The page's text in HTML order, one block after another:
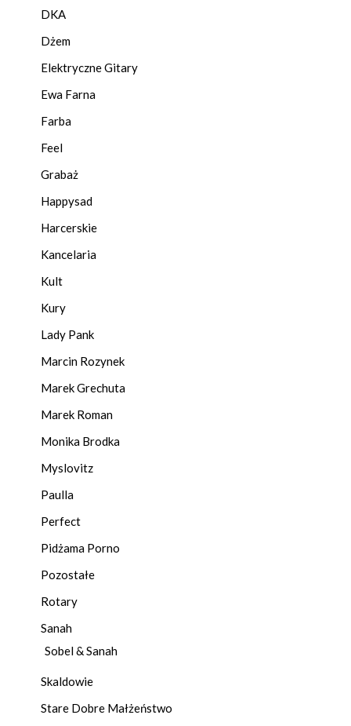
DKA
Dżem
Elektryczne Gitary
Ewa Farna
Farba
Feel
Grabaż
Happysad
Harcerskie
Kancelaria
Kult
Kury
Lady Pank
Marcin Rozynek
Marek Grechuta
Marek Roman
Monika Brodka
Myslovitz
Paulla
Perfect
Pidżama Porno
Pozostałe
Rotary
Sanah
Sobel & Sanah
Skaldowie
Stare Dobre Małżeństwo